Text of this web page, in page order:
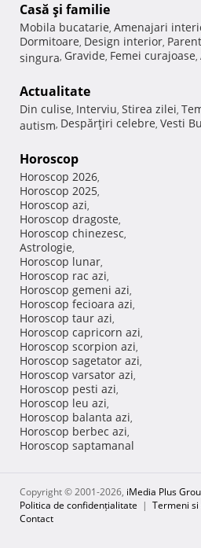
Casă şi familie
Mobila bucatarie, Amenajari
Dormitoare, Design interior,
singura, Gravide, Femei curajoase,
Actualitate
Din culise, Interviu, Stirea zilei,
autism, Despărţiri celebre, Vesti
Horoscop
Horoscop 2026,
Horoscop 2025,
Horoscop azi,
Horoscop dragoste,
Horoscop chinezesc,
Astrologie,
Horoscop lunar,
Horoscop rac azi,
Horoscop gemeni azi,
Horoscop fecioara azi,
Horoscop taur azi,
Horoscop capricorn azi,
Horoscop scorpion azi,
Horoscop sagetator azi,
Horoscop varsator azi,
Horoscop pesti azi,
Horoscop leu azi,
Horoscop balanta azi,
Horoscop berbec azi,
Horoscop saptamanal
Copyright © 2001-2026, iMedia Plus
Politica de confidențialitate | Termeni si
Contact